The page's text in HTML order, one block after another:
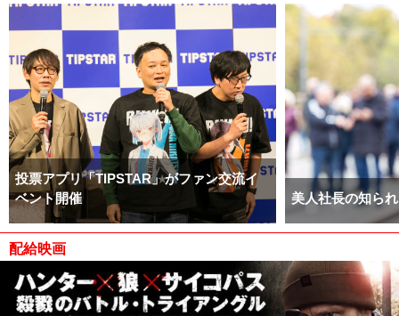
投票アプリ「TIPSTAR」がファン交流イ
ベント開催
美人社長の知ら
配給映画